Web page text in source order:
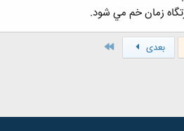
زمان خم مي شود.
بعدی